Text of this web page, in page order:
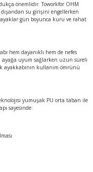
önemlidir. Toworkfor OHM
su girişini engellerken
ayaklar gün boyunca kuru ve rahat
hem dayanıklı hem de nefes
ayağa uyum sağlarken uzun süreli
kullanım ömrünü
yumuşak PU orta taban ile
sayesinde: